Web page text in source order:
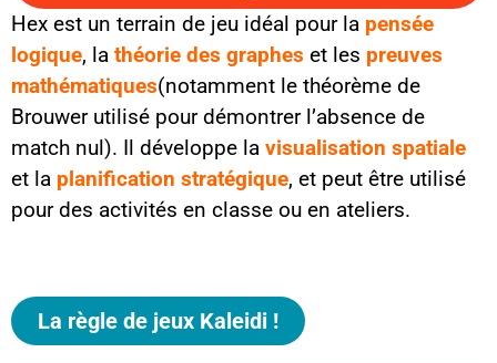
Hex est un terrain de jeu idéal pour la pensée
logique, la théorie des graphes et les preuves
mathématiques(notamment le théorème de
Brouwer utilisé pour démontrer l’absence de
match nul). Il développe la visualisation spatiale
et la planification stratégique, et peut être utilisé
pour des activités en classe ou en ateliers.
La règle de jeux Kaleidi !